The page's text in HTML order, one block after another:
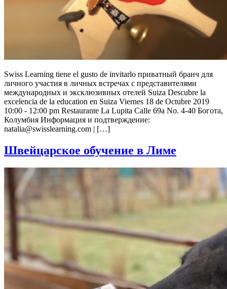
Swiss Learning tiene el gusto de invitarlo приватный бранч для
личного участия в личных встречах с представителями
международных и эксклюзивных отелей Suiza Descubre la
excelencia de la education en Suiza Viernes 18 de Octubre 2019
10:00 - 12:00 pm Restaurante La Lupita Calle 69a No. 4-40 Богота,
Колумбия Информация и подтверждение:
natalia@swisslearning.com | […]
Швейцарское обучение в Лиме